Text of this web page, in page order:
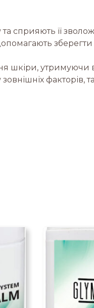
та сприяють її
зберегти
шкіри, утримуючи
факторів,